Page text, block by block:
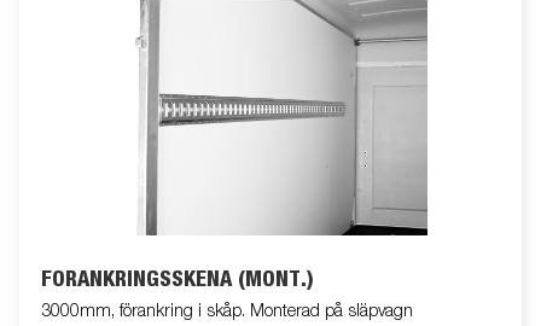
FÖRANKRINGSSKENA (MONT.)
3000mm, förankring i skåp. Monterad på släpvagn